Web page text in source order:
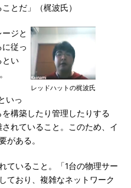
とだ」（梶波氏）
レッドハットの梶波氏
ジと
従っ
とい
いっ
構築したり管理したりする
れていること。このため、イ
がある。
ていること。「1台の物理サー
ており、複雑なネットワーク